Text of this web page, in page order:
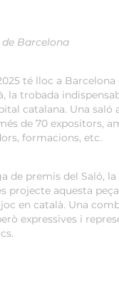
Barcelona
té lloc a Barcelona
la trobada
catalana. Una saló
de 70 expositors,
formacions, etc.
de premis del Saló,
projecte aquesta
en català. Una
expressives i